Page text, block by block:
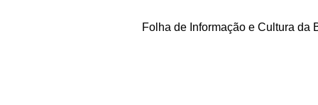
Folha de Informação e Cultura da